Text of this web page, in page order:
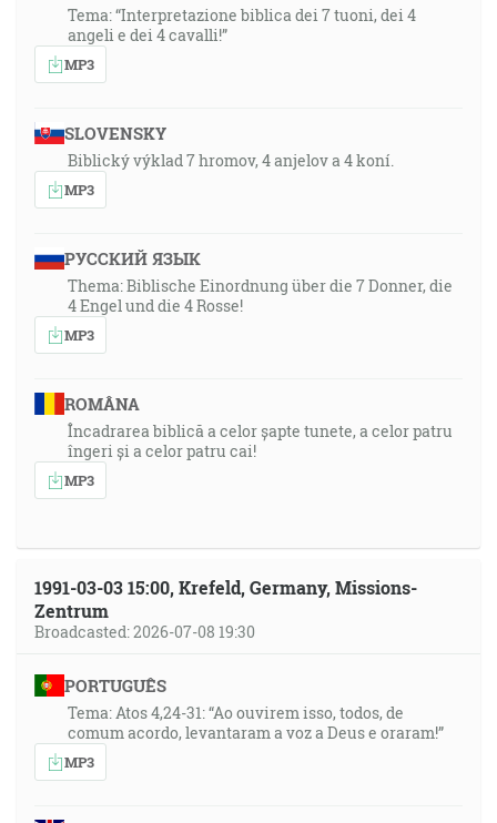
Tema: “Interpretazione biblica dei 7 tuoni, dei 4
angeli e dei 4 cavalli!”
MP3
SLOVENSKY
Biblický výklad 7 hromov, 4 anjelov a 4 koní.
MP3
РУССКИЙ ЯЗЫК
Thema: Biblische Einordnung über die 7 Donner, die
4 Engel und die 4 Rosse!
MP3
ROMÂNA
Încadrarea biblică a celor șapte tunete, a celor patru
îngeri și a celor patru cai!
MP3
1991-03-03 15:00, Krefeld, Germany, Missions-
Zentrum
Broadcasted: 2026-07-08 19:30
PORTUGUÊS
Tema: Atos 4,24-31: “Ao ouvirem isso, todos, de
comum acordo, levantaram a voz a Deus e oraram!”
MP3